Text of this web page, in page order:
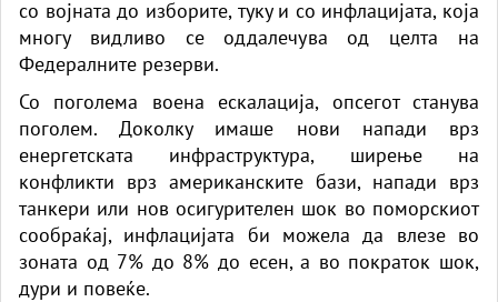
со војната до изборите, туку и со инфлацијата, која
многу видливо се оддалечува од целта на
Федералните резерви.
Со поголема воена ескалација, опсегот станува
поголем. Доколку имаше нови напади врз
енергетската инфраструктура, ширење на
конфликти врз американските бази, напади врз
танкери или нов осигурителен шок во поморскиот
сообраќај, инфлацијата би можела да влезе во
зоната од 7% до 8% до есен, а во пократок шок,
дури и повеќе.